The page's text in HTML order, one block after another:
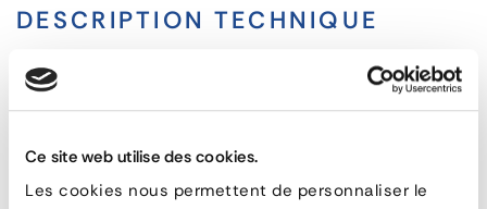
Ce site web utilise des cookies.
Les cookies nous permettent de personnaliser le
DESCRIPTION TECHNIQUE
L'escabeau latéral suspendu 3 marches est conçu pour
faciliter l'accès au véhicule par les portes latérales.
et durable pour une utilisation quotidienne.